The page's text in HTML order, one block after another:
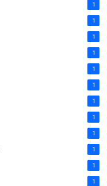
1
1
1
1
1
1
1
1
1
1
1
1